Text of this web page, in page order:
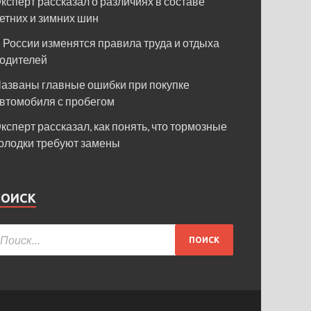
и зимних шин
России изменятся правила труда и отдыха
главные ошибки при покупке
с пробегом
рассказал, как понять, что тормозные
требуют замены